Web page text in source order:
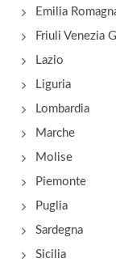
Foiana/Vollan
Emilia
Friuli Venezia
Lazio
Liguria
Lombardia
Marche
Molise
Piemonte
Puglia
Sardegna
Sicilia